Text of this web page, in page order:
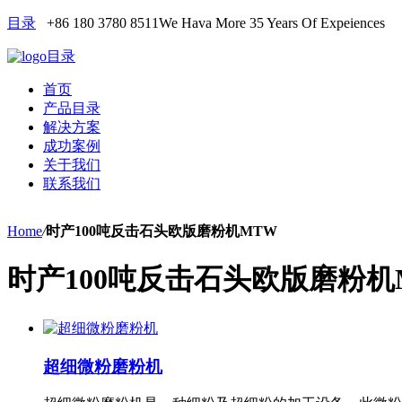
目录 +86 180 3780 8511We Hava More 35 Years Of Expeiences
目录
首页
产品目录
解决方案
成功案例
关于我们
联系我们
Home/时产100吨反击石头欧版磨粉机MTW
时产100吨反击石头欧版磨粉
超细微粉磨粉机